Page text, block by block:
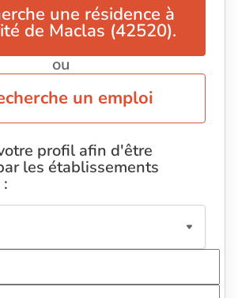
une résidence à
de Maclas (42520).
ou
un emploi
profil afin d'être
les établissements